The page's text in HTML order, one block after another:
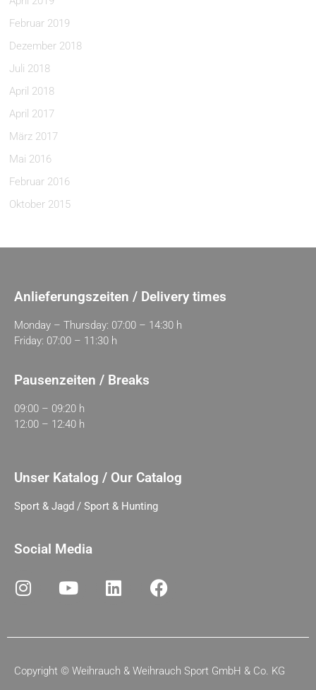
Februar 2019
Dezember 2018
Juli 2018
April 2018
April 2017
März 2017
Mai 2016
Februar 2016
Oktober 2015
Anlieferungszeiten / Delivery times
Monday – Thursday: 07:00 – 14:30 h
Friday: 07:00 – 11:30 h
Pausenzeiten / Breaks
09:00 – 09:20 h
12:00 – 12:40 h
Unser Katalog / Our Catalog
Sport & Jagd / Sport & Hunting
Social Media
Copyright © Weihrauch & Weihrauch Sport GmbH & Co. KG